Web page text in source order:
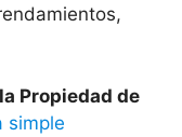
Propiedad de
simple